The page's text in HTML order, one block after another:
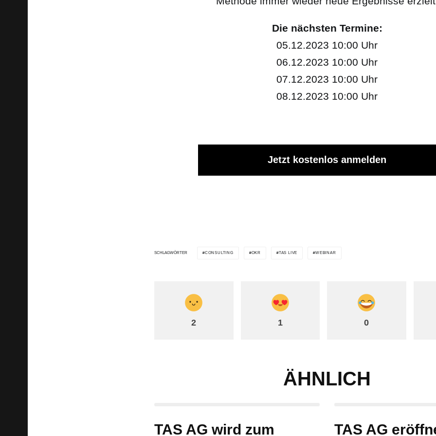
Die nächsten Termine:
05.12.2023 10:00 Uhr
06.12.2023 10:00 Uhr
07.12.2023 10:00 Uhr
08.12.2023 10:00 Uhr
Jetzt kostenlos anmelden
SCHLAGWÖRTER CONSULTING OKR TAS LIVE WEBINAR
2 1 0
ÄHNLICH
TAS AG wird zum TAS AG